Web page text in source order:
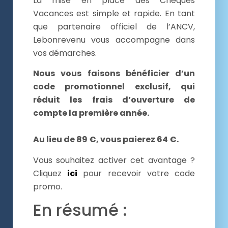
Vacances est simple et rapide. En tant
que partenaire officiel de l’ANCV,
Lebonrevenu vous accompagne dans
vos démarches.
Nous vous faisons bénéficier d’un
code promotionnel exclusif, qui
réduit les frais d’ouverture de
compte la première année.
Au lieu de 89 €, vous paierez 64 €.
Vous souhaitez activer cet avantage ?
Cliquez ici pour recevoir votre code
promo.
En résumé :